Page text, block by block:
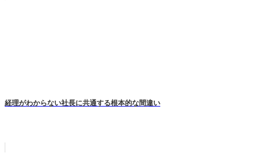
経理がわからない社長に共通する根本的な間違い